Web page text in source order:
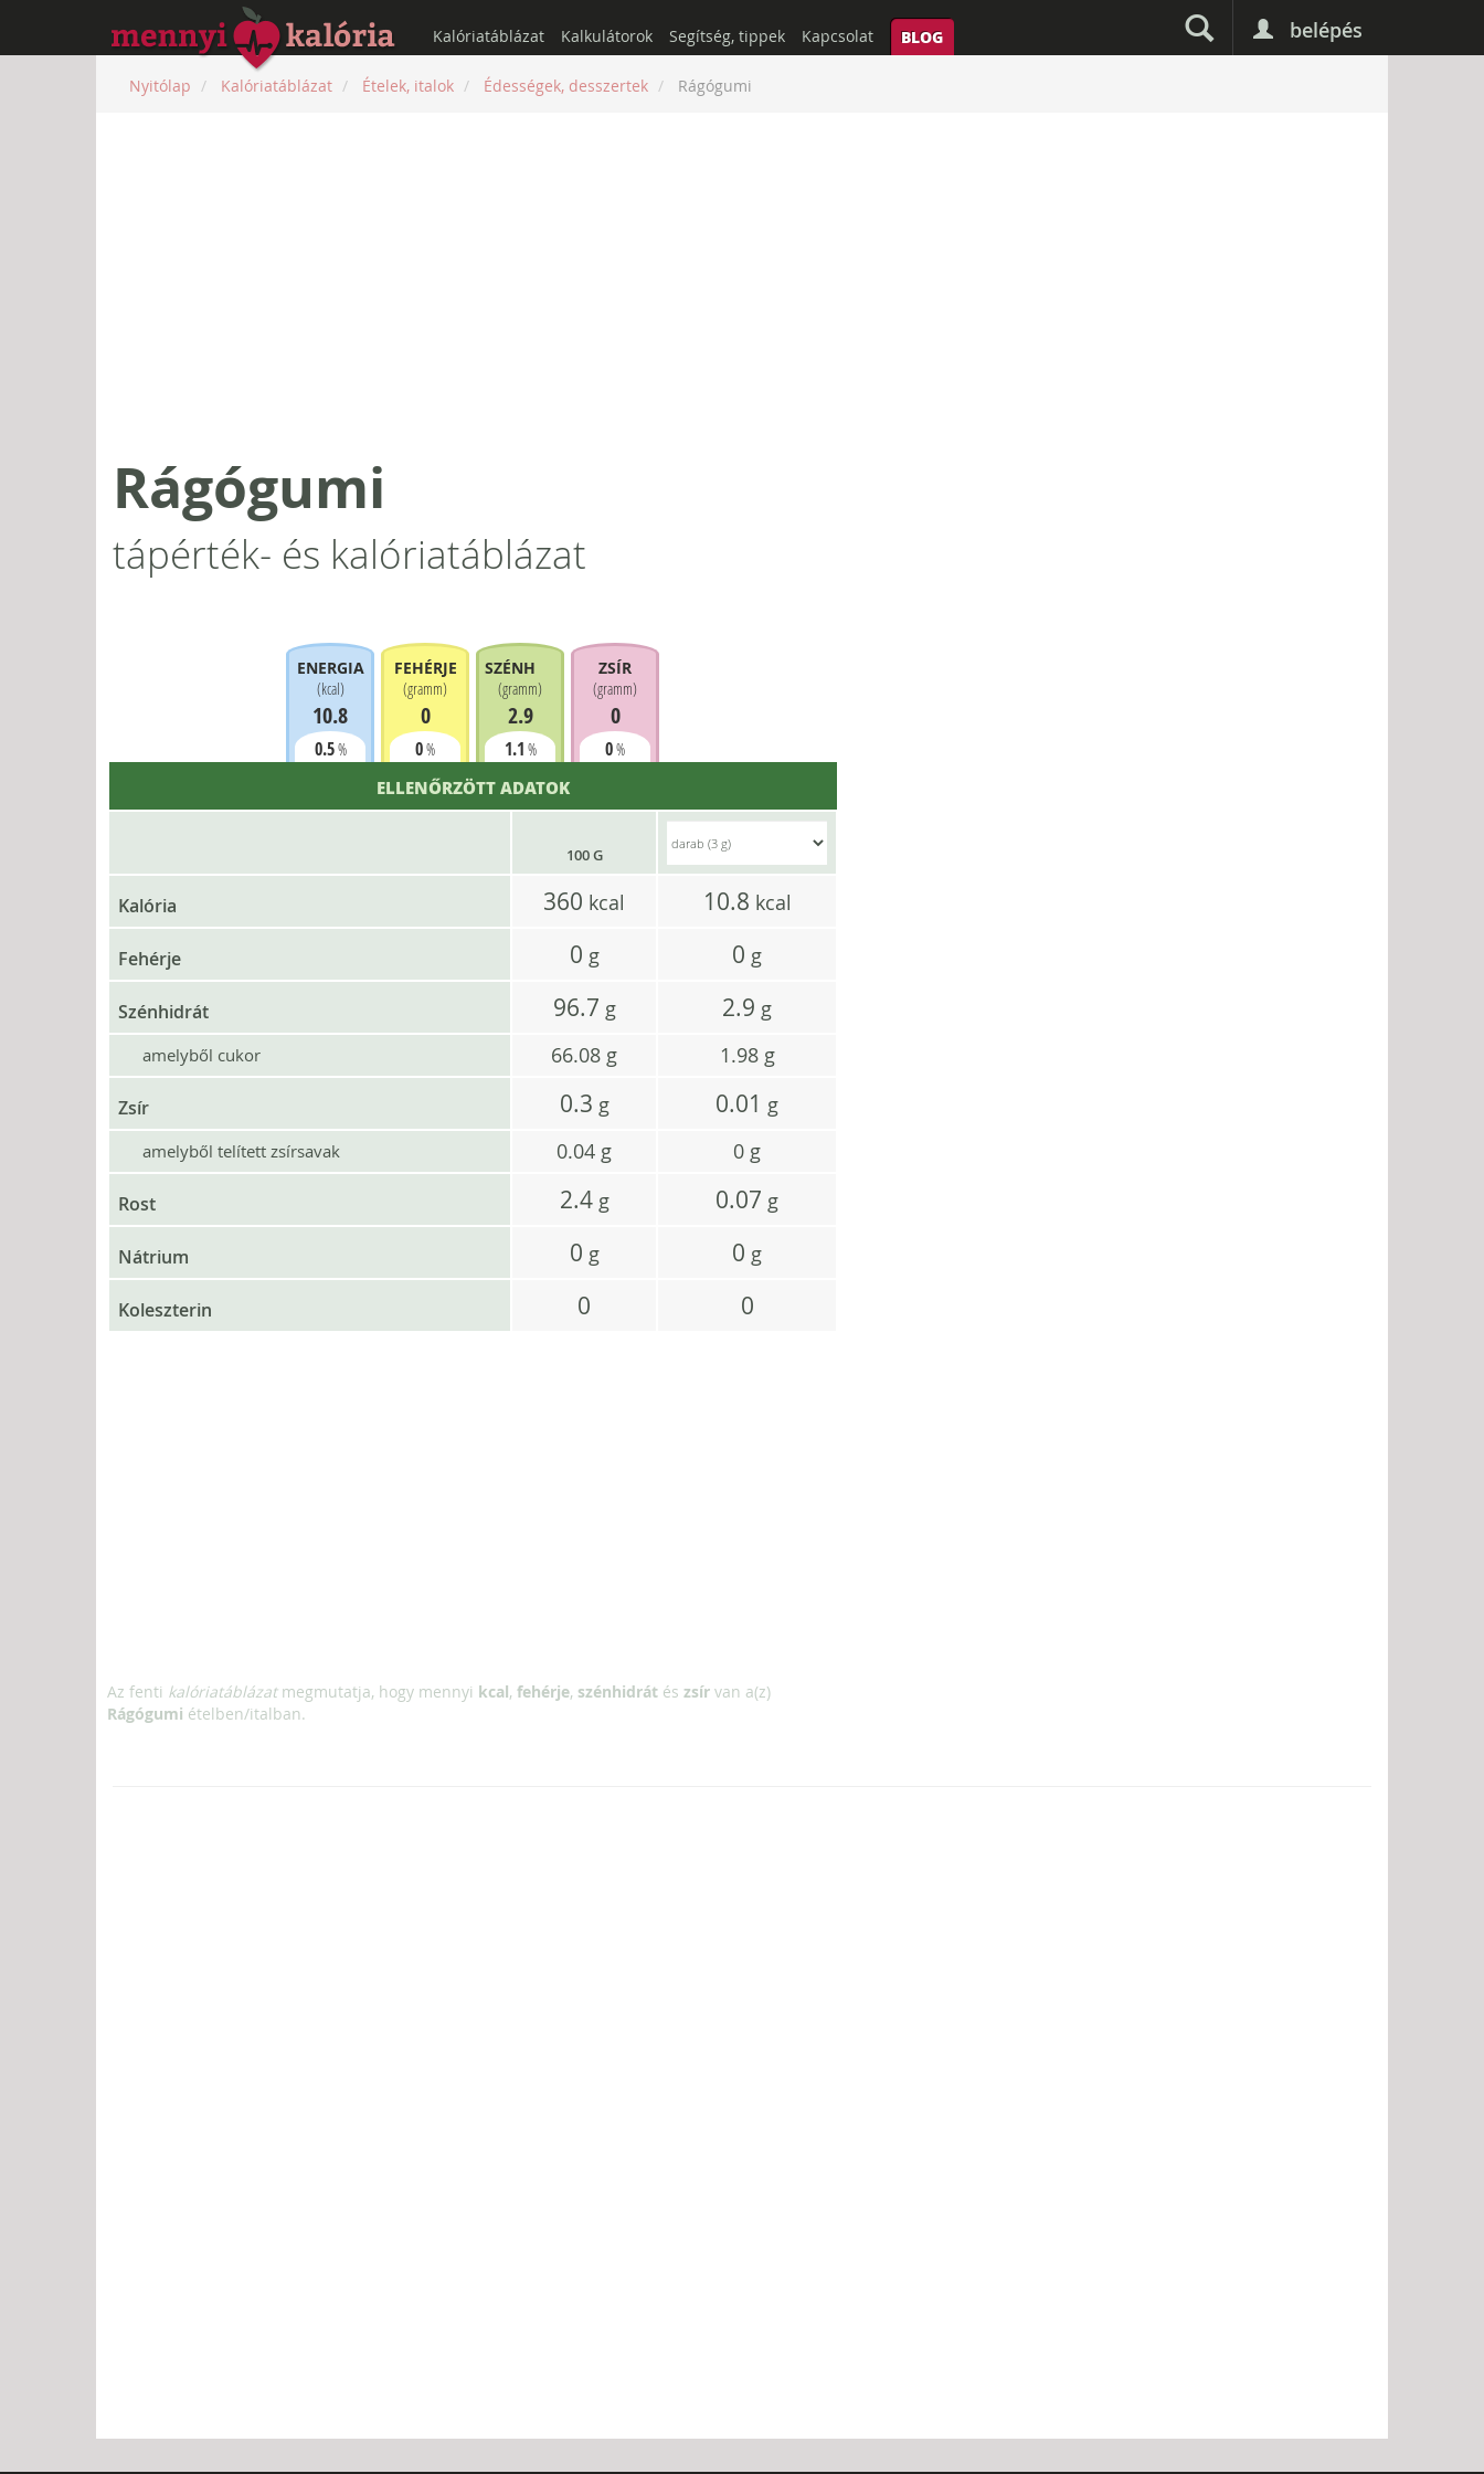
belépés
Kalóriatáblázat Kalkulátorok Segítség, tippek Kapcsolat BLOG
Nyitólap Kalóriatáblázat Ételek, italok Édességek, desszertek Rágógumi
Rágógumi
tápérték- és kalóriatáblázat
ENERGIA
(kcal)
10.8
0.5%
FEHÉRJE
(gramm)
0
0%
SZÉNHIDRÁT
(gramm)
2.9
1.1 %
ZSÍR
(gramm)
0
0%
ELLENŐRZÖTT ADATOK
100 G
Kalória 360 kcal 10.8 kcal
Fehérje 0 g 0 g
Szénhidrát 96.7 g 2.9 g
amelyből cukor 66.08 g 1.98 g
Zsír 0.3 g 0.01 g
amelyből telített zsírsavak 0.04 g 0 g
Rost 2.4 g 0.07 g
Nátrium 0 g 0 g
Koleszterin 0 0
Az fenti kalóriatáblázatmegmutatja, hogy mennyi kcal, fehérje, szénhidrát és zsír van a(z)
Rágógumi ételben/italban.